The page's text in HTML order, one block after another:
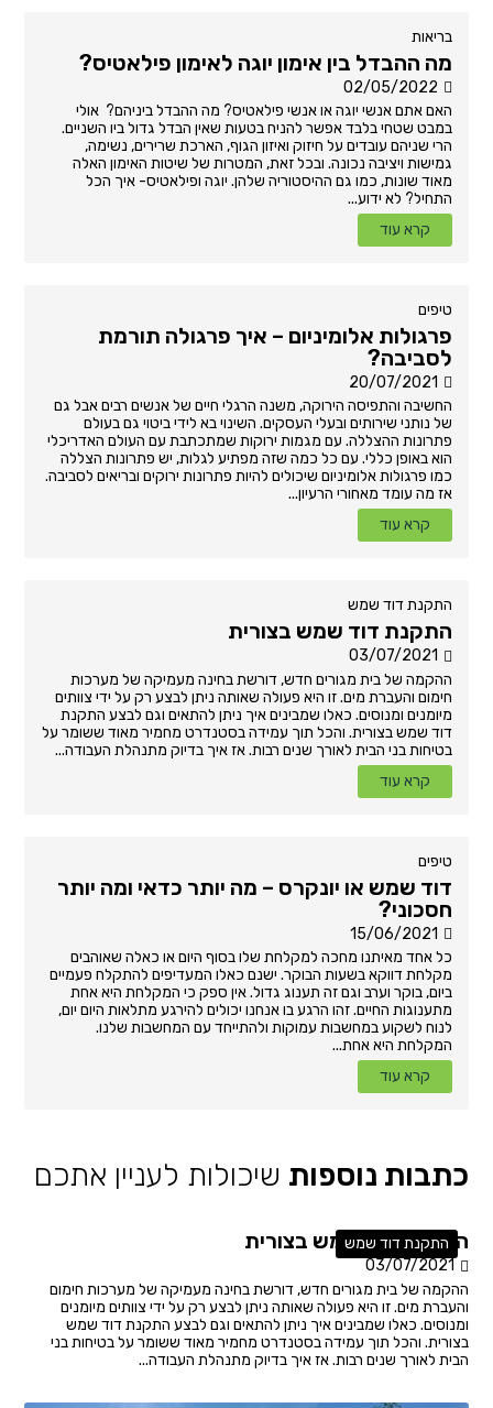
בריאות
מה ההבדל בין אימון יוגה לאימון פילאטיס?
02/05/2022
האם אתם אנשי יוגה או אנשי פילאטיס? מה ההבדל ביניהם? אולי
במבט שטחי בלבד אפשר להניח בטעות שאין הבדל גדול ביו השניים.
הרי שניהם עובדים על חיזוק ואיזון הגוף, הארכת שרירים, נשימה,
גמישות ויציבה נכונה. ובכל זאת, המטרות של שיטות האימון האלה
מאוד שונות, כמו גם ההיסטוריה שלהן. יוגה ופילאטיס- איך הכל
התחיל? לא ידוע...
קרא עוד
טיפים
פרגולות אלומיניום – איך פרגולה תורמת
לסביבה?
20/07/2021
החשיבה והתפיסה הירוקה, משנה הרגלי חיים של אנשים רבים אבל גם
של נותני שירותים ובעלי העסקים. השינוי בא לידי ביטוי גם בעולם
פתרונות ההצללה. עם מגמות ירוקות שמתכתבת עם העולם האדריכלי
הוא באופן כללי. עם כל כמה שזה מפתיע לגלות, יש פתרונות הצללה
כמו פרגולות אלומיניום שיכולים להיות פתרונות ירוקים ובריאים לסביבה.
אז מה עומד מאחורי הרעיון...
קרא עוד
התקנת דוד שמש
התקנת דוד שמש בצורית
03/07/2021
ההקמה של בית מגורים חדש, דורשת בחינה מעמיקה של מערכות
חימום והעברת מים. זו היא פעולה שאותה ניתן לבצע רק על ידי צוותים
מיומנים ומנוסים. כאלו שמבינים איך ניתן להתאים וגם לבצע התקנת
דוד שמש בצורית. והכל תוך עמידה בסטנדרט מחמיר מאוד ששומר על
בטיחות בני הבית לאורך שנים רבות. אז איך בדיוק מתנהלת העבודה...
קרא עוד
טיפים
דוד שמש או יונקרס – מה יותר כדאי ומה יותר
חסכוני?
15/06/2021
כל אחד מאיתנו מחכה למקלחת שלו בסוף היום או כאלה שאוהבים
מקלחת דווקא בשעות הבוקר. ישנם כאלו המעדיפים להתקלח פעמיים
ביום, בוקר וערב וגם זה תענוג גדול. אין ספק כי המקלחת היא אחת
מתענוגות החיים. זהו הרגע בו אנחנו יכולים להירגע מתלאות היום יום,
לנוח לשקוע במחשבות עמוקות ולהתייחד עם המחשבות שלנו.
המקלחת היא אחת...
קרא עוד
כתבות נוספות שיכולות לעניין אתכם
התקנת דוד שמש
התקנת דוד שמש בצורית
03/07/2021
ההקמה של בית מגורים חדש, דורשת בחינה מעמיקה של מערכות חימום
והעברת מים. זו היא פעולה שאותה ניתן לבצע רק על ידי צוותים מיומנים
ומנוסים. כאלו שמבינים איך ניתן להתאים וגם לבצע התקנת דוד שמש
בצורית. והכל תוך עמידה בסטנדרט מחמיר מאוד ששומר על בטיחות בני
הבית לאורך שנים רבות. אז איך בדיוק מתנהלת העבודה...